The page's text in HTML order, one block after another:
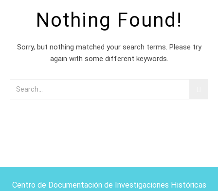
Nothing Found!
Sorry, but nothing matched your search terms. Please try
again with some different keywords.
Centro de Documentación de Investigaciones Históricas